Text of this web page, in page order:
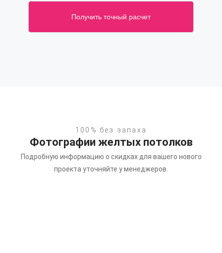
Получить точный расчет
100% без запаха
Фотографии желтых потолков
Подробную информацию о скидках для вашего нового
проекта уточняйте у менеджеров.